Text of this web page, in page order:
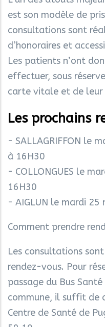
est son modèle de
consultations sont
d’honoraires et
Les patients n’ont
effectuer, sous
carte vitale et de
Les prochains
- SALLAGRIFFON le
à 16H30
- COLLONGUES le
16H30
- AIGLUN le mardi 25
Comment prendre
Les consultations
rendez-vous. Pour
passage du Bus
commune, il suffit de
Centre de Santé de